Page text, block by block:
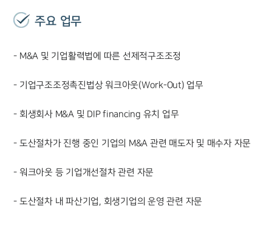
주요 업무
- M&A 및 기업활력법에 따른 선제적구조조정
- 기업구조조정촉진법상 워크아웃(Work-Out) 업무
- 회생회사 M&A 및 DIP financing 유치 업무
- 도산절차가 진행 중인 기업의 M&A 관련 매도자 및 매수자 자문
- 워크아웃 등 기업개선절차 관련 자문
- 도산절차 내 파산기업, 회생기업의 운영 관련 자문